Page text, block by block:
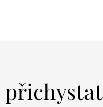
přichystat